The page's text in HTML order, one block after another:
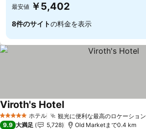
最安値 ￥5,402
8件のサイトの料金を表示
5 ホテルのランク
ホテル 観光に便利な最高のロケーション
Viroth's Hotel料金を表示
9.9 大満足 5,728 Old Marketまで0.4 km